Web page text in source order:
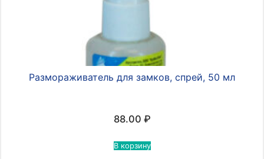
Размораживатель для замков, спрей, 50 мл
88.00 ₽
В корзину